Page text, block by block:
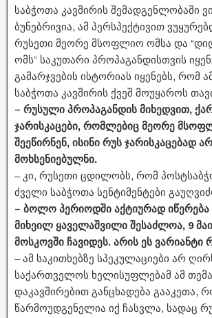
საბჭოთა კავშირის შემადგენლობაში
ბუნებრივია, ამ პერსპექტივით
რუსეთი მეორე მსოფლიო ომსა და
ომს” საკუთარი პროპაგანდისთვის
გამარჯვების ისტორიას იყენებს, რომ
საბჭოთა კავშირის ქვეშ მოუყაროს
– რუსული პროპაგანდის მიხედვით,
ჯარისკაცები, რომლებიც მეორე
შეეწირნენ, ისინი რუს ჯარისკაცებად
მოხსენიებულნი.
– კი, რუსეთი ცდილობს, რომ
ძველი საბჭოთა სენტიმენტები
– ბოლო პერიოდში აქტიურად იწერება
მიხეილ ყაველაშვილი შესაძლოა, 9
მოსკოვში ჩავიდეს. არის ეს ვარიანტი
– ამ საკითხებზე სპეკულაციები არ
საქართველოს ხელისუფლებამ ამ
დაკავშირებით განცხადება გააკეთა,
წარმოუდგენელია იქ ჩასვლა, სადაც